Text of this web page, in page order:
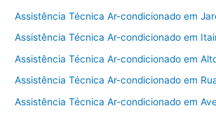
Assistência Técnica Ar-condicionado em
Assistência Técnica Ar-condicionado em
Assistência Técnica Ar-condicionado em
Assistência Técnica Ar-condicionado em
Assistência Técnica Ar-condicionado em